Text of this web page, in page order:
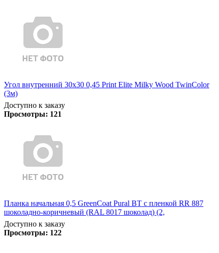
Угол внутренний 30х30 0,45 Print Elite Milky Wood TwinColor
(3м)
Доступно к заказу
Просмотры: 121
Планка начальная 0,5 GreenCoat Pural BT с пленкой RR 887
шоколадно-коричневый (RAL 8017 шоколад) (2,
Доступно к заказу
Просмотры: 122